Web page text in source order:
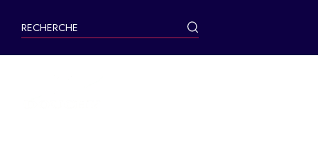
principal